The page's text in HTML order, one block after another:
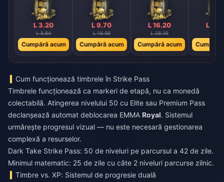
L 3.20
L 5.64
Cumpără acum
L 9.70
L 16.99
Cumpără acum
L 16.20
L 28.35
Cumpără acum
L
L
Cumpără
Cum funcționează timbrele în Strike Pass
Timbrele funcționează ca markeri de etapă, nu ca monedă
colectabilă. Atingerea nivelului 50 cu Elite sau Premium Pass
declanșează automat deblocarea EMMA Royal. Sistemul
urmărește progresul vizual — nu este necesară gestionarea
complexă a resurselor.
Dark Take Strike Pass: 50 de niveluri pe parcursul a 42 de zile.
Minimul matematic: 25 de zile cu câte 2 niveluri parcurse zilnic.
Timbre vs. XP: Sistemul de progresie duală